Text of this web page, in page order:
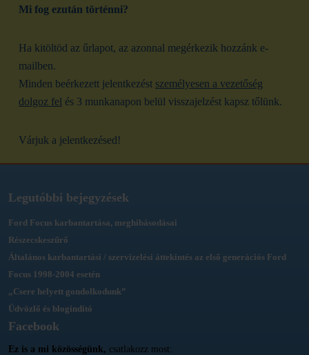
Mi fog ezután történni?
Ha kitöltöd az űrlapot, az azonnal megérkezik hozzánk e-
mailben.
Minden beérkezett jelentkezést személyesen a vezetőség
dolgoz fel és 3 munkanapon belül visszajelzést kapsz tőlünk.
Várjuk a jelentkezésed!
Legutóbbi bejegyzések
Ford Focus karbantartása, meghibásodásai
Részecskeszűrő
Általános karbantartási / szervizelési áttekintés az első generációs Ford
Focus 1998-2004 esetén
„Csere helyett gondolkodunk”
Üdvözlő és blogindító
Facebook
Ez is a mi közösségünk, csatlakozz most: